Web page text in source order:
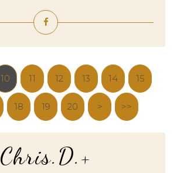
10 11 12 13 14 15
18 19 20 30
> >>
Chris.D.+